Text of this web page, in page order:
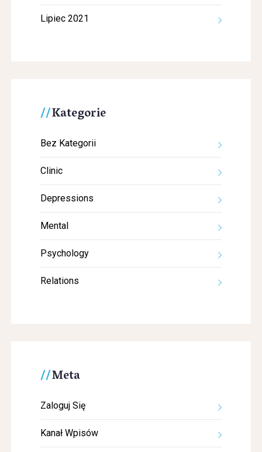
Lipiec 2021
Kategorie
Bez Kategorii
Clinic
Depressions
Mental
Psychology
Relations
Meta
Zaloguj Się
Kanał Wpisów